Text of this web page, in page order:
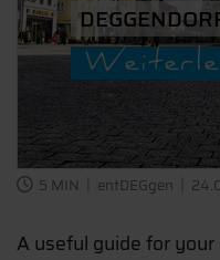
5 MIN entDEGgen
A useful guide for